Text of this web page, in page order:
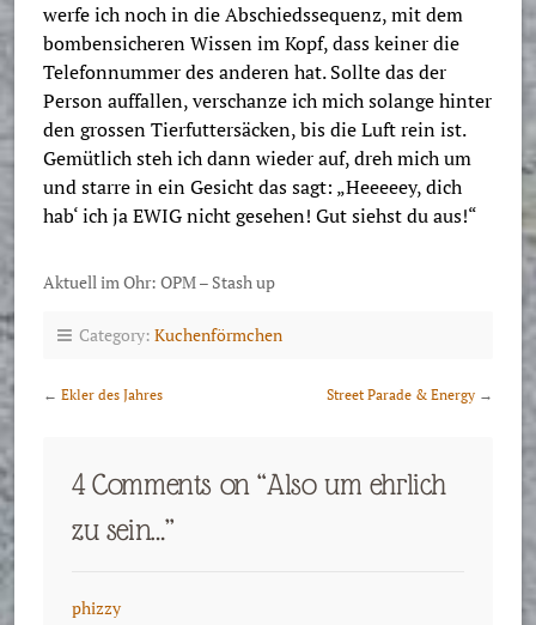
werfe ich noch in die Abschiedssequenz, mit dem
bombensicheren Wissen im Kopf, dass keiner die
Telefonnummer des anderen hat. Sollte das der
Person auffallen, verschanze ich mich solange hinter
den grossen Tierfuttersäcken, bis die Luft rein ist.
Gemütlich steh ich dann wieder auf, dreh mich um
und starre in ein Gesicht das sagt: „Heeeeey, dich
hab‘ ich ja EWIG nicht gesehen! Gut siehst du aus!“
Aktuell im Ohr: OPM – Stash up
Category: Kuchenförmchen
← Ekler des Jahres Street Parade & Energy →
4 Comments on “Also um ehrlich
zu sein…”
phizzy